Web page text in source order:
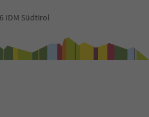
IDM Südtirol